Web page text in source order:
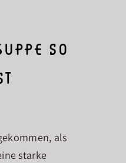
so
als
starke